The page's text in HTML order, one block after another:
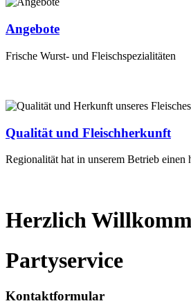
Angebote
Frische Wurst- und Fleischspezialitäten
Qualität und Fleischherkunft
Regionalität hat in unserem Betrieb einen
Herzlich
Partyservice
Kontaktformular